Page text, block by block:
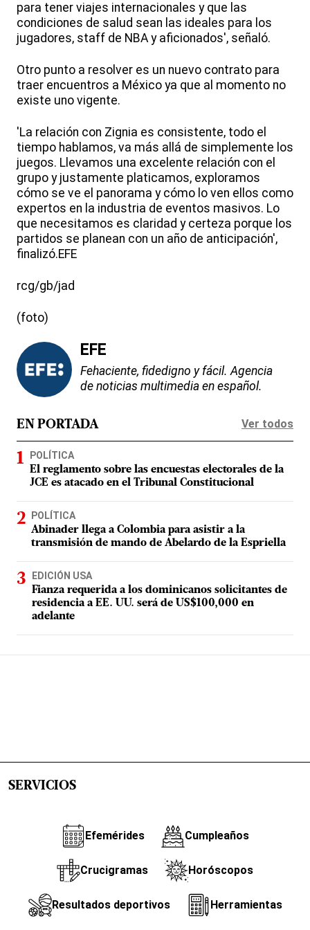
para tener viajes internacionales y que las
condiciones de salud sean las ideales para los
jugadores, staff de NBA y aficionados', señaló.
Otro punto a resolver es un nuevo contrato para
traer encuentros a México ya que al momento no
existe uno vigente.
'La relación con Zignia es consistente, todo el
tiempo hablamos, va más allá de simplemente los
juegos. Llevamos una excelente relación con el
grupo y justamente platicamos, exploramos
cómo se ve el panorama y cómo lo ven ellos como
expertos en la industria de eventos masivos. Lo
que necesitamos es claridad y certeza porque los
partidos se planean con un año de anticipación',
finalizó.EFE
rcg/gb/jad
(foto)
EFE
Fehaciente, fidedigno y fácil. Agencia
de noticias multimedia en español.
EN PORTADA Ver todos
POLÍTICA
El reglamento sobre las encuestas electorales de la
JCE es atacado en el Tribunal Constitucional
POLÍTICA
Abinader llega a Colombia para asistir a la
transmisión de mando de Abelardo de la Espriella
EDICIÓN USA
Fianza requerida a los dominicanos solicitantes de
residencia a EE. UU. será de US$100,000 en
adelante
SERVICIOS
Efemérides Cumpleaños
Crucigramas Horóscopos
Resultados deportivos Herramientas